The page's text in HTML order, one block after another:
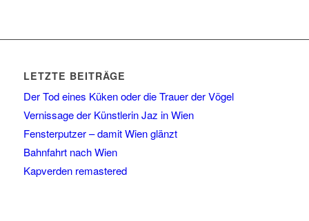
LETZTE BEITRÄGE
Der Tod eines Küken oder die Trauer der Vögel
Vernissage der Künstlerin Jaz in Wien
Fensterputzer – damit Wien glänzt
Bahnfahrt nach Wien
Kapverden remastered